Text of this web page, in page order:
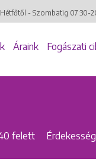
- Szombatig 07:30-
Áraink Fogászati
felett